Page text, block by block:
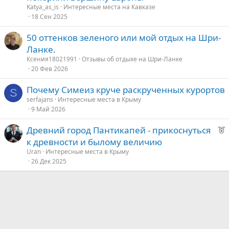
е
Katya_as_is
Интересные места на Кавказе
18 Сен 2025
50 оттенков зеленого или мой отдых на Шри-
Ланке.
Ксения18021991
Отзывы об отдыхе на Шри-Ланке
20 Фев 2026
S Почему Симеиз круче раскрученных курортов
serfajans
Интересные места в Крыму
9 Май 2026
Р
Древний город Пантикапей - прикоснуться
к древности и былому величию
Uran Интересные места в Крыму
26 Дек 2025